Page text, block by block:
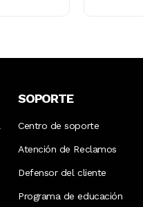
SOPORTE
Centro de soporte
Atención de Reclamos
Defensor del cliente
Programa de educación